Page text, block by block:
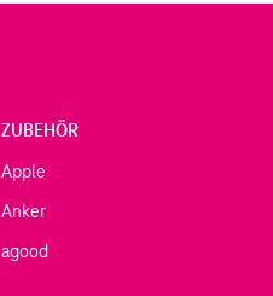
ZUBEHÖR
Apple
Anker
agood